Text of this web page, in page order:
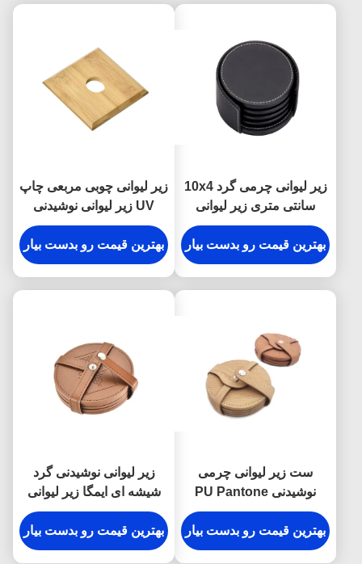
زیر لیوانی چرمی گرد 10x4
سانتی متری زیر لیوانی
مشکی مشکی سفارشی
بهترین قیمت رو بدست بیار
زیر لیوانی چوبی مربعی چاپ
UV زیر لیوانی نوشیدنی
بامبو 10 در 1 سانتی متر
بهترین قیمت رو بدست بیار
ست زیر لیوانی چرمی
نوشیدنی PU Pantone
Color برای لیوان و لیوان
بهترین قیمت رو بدست بیار
زیر لیوانی نوشیدنی گرد
شیشه ای ایمگا زیر لیوانی
چای چرمی مخملی
بهترین قیمت رو بدست بیار